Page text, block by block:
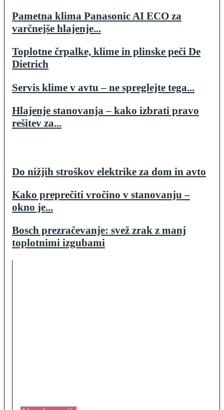
Pametna klima Panasonic AI ECO za
varčnejše hlajenje...
Toplotne črpalke, klime in plinske peči De
Dietrich
Servis klime v avtu – ne spreglejte tega...
Hlajenje stanovanja – kako izbrati pravo
rešitev za...
Do nižjih stroškov elektrike za dom in avto
Kako preprečiti vročino v stanovanju –
okno je...
Bosch prezračevanje: svež zrak z manj
toplotnimi izgubami